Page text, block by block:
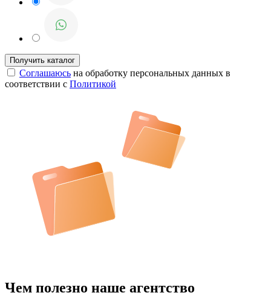
Соглашаюсь на обработку персональных данных в
соответствии с Политикой
Чем полезно наше агентство